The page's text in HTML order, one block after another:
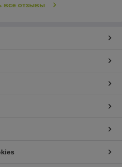
все отзывы